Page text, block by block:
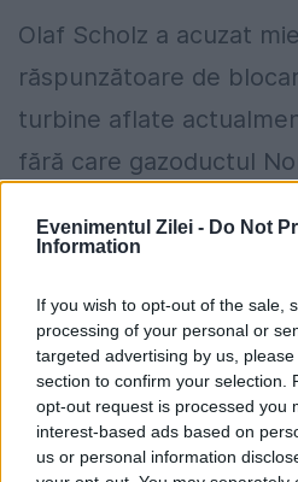
Evenimentul Zilei - Do Not
Information
If you wish to opt-out of the sale,
processing of your personal or
targeted advertising by us,
section to confirm your selection.
opt-out request is processed you
interest-based ads based on
us or personal information
Olaf Scholz a acuzat
răspunzătoare de
turbine aflate
fără care gazoductul